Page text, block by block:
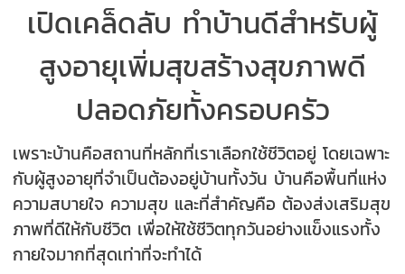
เปิดเคล็ดลับ ทำบ้านดีสำหรับผู้
สูงอายุเพิ่มสุขสร้างสุขภาพดี
ปลอดภัยทั้งครอบครัว
เพราะบ้านคือสถานที่หลักที่เราเลือกใช้ชีวิตอยู่ โดยเฉพาะ
กับผู้สูงอายุที่จำเป็นต้องอยู่บ้านทั้งวัน บ้านคือพื้นที่แห่ง
ความสบายใจ ความสุข และที่สำคัญคือ ต้องส่งเสริมสุข
ภาพที่ดีให้กับชีวิต เพื่อให้ใช้ชีวิตทุกวันอย่างแข็งแรงทั้ง
กายใจมากที่สุดเท่าที่จะทำได้